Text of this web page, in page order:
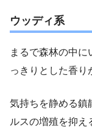
ウッディ系
まるで森林の中
っきりとした香り
気持ちを静める鎮
ルスの増殖を抑え